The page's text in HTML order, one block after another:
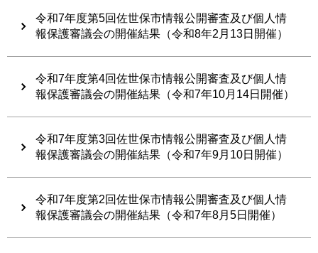
令和7年度第5回佐世保市情報公開審査及び個人情
報保護審議会の開催結果（令和8年2月13日開催）
令和7年度第4回佐世保市情報公開審査及び個人情
報保護審議会の開催結果（令和7年10月14日開催）
令和7年度第3回佐世保市情報公開審査及び個人情
報保護審議会の開催結果（令和7年9月10日開催）
令和7年度第2回佐世保市情報公開審査及び個人情
報保護審議会の開催結果（令和7年8月5日開催）